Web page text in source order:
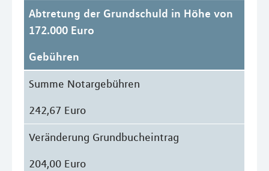
Abtretung der Grundschuld in Höhe von
172.000 Euro
Gebühren
Summe Notargebühren
242,67 Euro
Veränderung Grundbucheintrag
204,00 Euro